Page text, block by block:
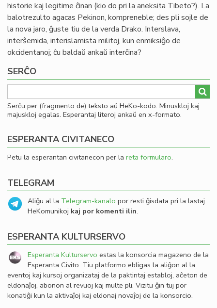
historie kaj legitime ĉinan (kio do pri la aneksita Tibeto?). La
balotrezulto agacas Pekinon, kompreneble; des pli sojle de
la nova jaro, ĝuste tiu de la verda Drako. Interslava,
interŝemida, interislamista militoj, kun enmiksiĝo de
okcidentanoj; ĉu baldaŭ ankaŭ interĉina?
SERĈO
Serĉu per (fragmento de) teksto aŭ HeKo-kodo. Minuskloj kaj
majuskloj egalas. Esperantaj literoj ankaŭ en x-formato.
ESPERANTA CIVITANECO
Petu la esperantan civitanecon per la reta formularo.
TELEGRAM
Aliĝu al la Telegram-kanalo por resti ĝisdata pri la lastaj
HeKomunikoj kaj por komenti ilin.
ESPERANTA KULTURSERVO
Esperanta Kulturservo estas la konsorcia magazeno de la
Esperanta Civito. Tiu platformo ebligas la aliĝon al la
eventoj kaj kursoj organizataj de la paktintaj establoj, aĉeton de
eldonaĵoj, abonon al revuoj kaj multe pli. Vizitu ĝin tuj por
konatiĝi kun la aktivaĵoj kaj eldonaj novaĵoj de la konsorcio.